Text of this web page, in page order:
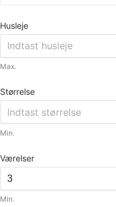
Husleje
Max.
Størrelse
Min.
Værelser
Min.